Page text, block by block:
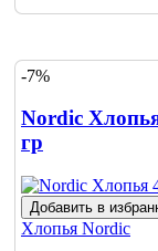
-7%
Nordic
гр
Добавить в
Хлопья Nordic